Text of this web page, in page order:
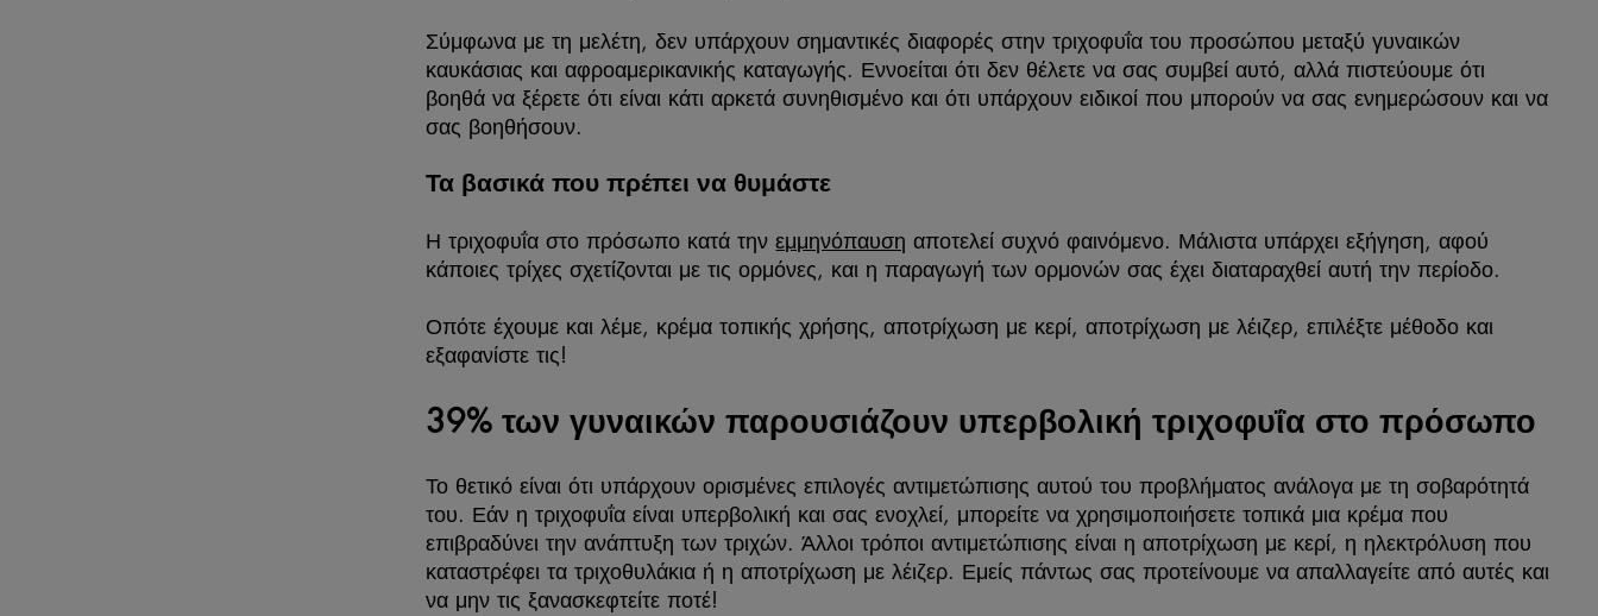
Σύμφωνα με τη μελέτη, δεν υπάρχουν σημαντικές διαφορές στην τριχοφυΐα του προσώπου μεταξύ γυναικών
καυκάσιας και αφροαμερικανικής καταγωγής. Εννοείται ότι δεν θέλετε να σας συμβεί αυτό, αλλά πιστεύουμε ότι
βοηθά να ξέρετε ότι είναι κάτι αρκετά συνηθισμένο και ότι υπάρχουν ειδικοί που μπορούν να σας ενημερώσουν και να
σας βοηθήσουν.
Τα βασικά που πρέπει να θυμάστε
Η τριχοφυΐα στο πρόσωπο κατά τηνεμμηνόπαυση αποτελεί συχνό φαινόμενο. Μάλιστα υπάρχει εξήγηση, αφού
κάποιες τρίχες σχετίζονται με τις ορμόνες, και η παραγωγή των ορμονών σας έχει διαταραχθεί αυτή την περίοδο.
Οπότε έχουμε και λέμε, κρέμα τοπικής χρήσης, αποτρίχωση με κερί, αποτρίχωση με λέιζερ, επιλέξτε μέθοδο και
εξαφανίστε τις!
39% των γυναικών παρουσιάζουν υπερβολική τριχοφυΐα στο πρόσωπο
Το θετικό είναι ότι υπάρχουν ορισμένες επιλογές αντιμετώπισης αυτού του προβλήματος ανάλογα με τη σοβαρότητά
του. Εάν η τριχοφυΐα είναι υπερβολική και σας ενοχλεί, μπορείτε να χρησιμοποιήσετε τοπικά μια κρέμα που
επιβραδύνει την ανάπτυξη των τριχών. Άλλοι τρόποι αντιμετώπισης είναι η αποτρίχωση με κερί, η ηλεκτρόλυση που
καταστρέφει τα τριχοθυλάκια ή η αποτρίχωση με λέιζερ. Εμείς πάντως σας προτείνουμε να απαλλαγείτε από αυτές και
να μην τις ξανασκεφτείτε ποτέ!